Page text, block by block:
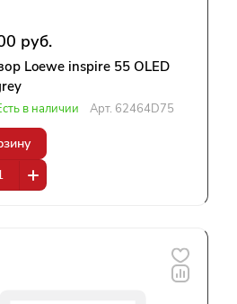
руб.
Loewe inspire 55 OLED
в наличии Арт. 62464D75